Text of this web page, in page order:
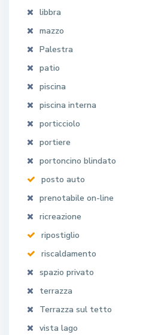
libbra
mazzo
Palestra
patio
piscina
piscina interna
porticciolo
portiere
portoncino blindato
posto auto
prenotabile on-line
ricreazione
ripostiglio
riscaldamento
spazio privato
terrazza
Terrazza sul tetto
vista lago